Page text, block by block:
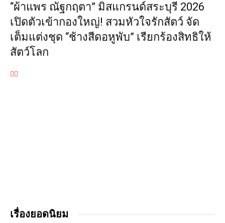
“ผ้าแพร ณัฐกฤตา” มิสแกรนด์สระบุรี 2026
เปิดตัวเข้ากองใหญ่! สวมหัวใจรักสัตว์ จัด
เต็มแต่งชุด “ช้างสีดอหูพับ” เรียกร้องสิทธิให้
สัตว์โลก
เรื่องยอดนิยม